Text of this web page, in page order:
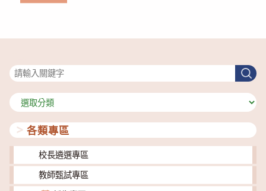
搜
尋
分
類
各類專區
校長遴選專區
教師甄試專區